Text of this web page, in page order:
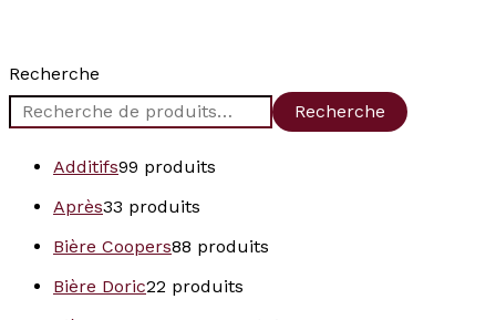
Recherche
Recherche
Additifs99 produits
Après33 produits
Bière Coopers88 produits
Bière Doric22 produits